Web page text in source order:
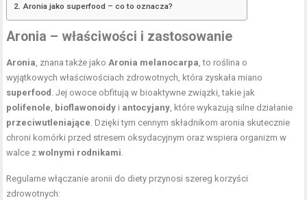
Aronia jako superfood – co to oznacza?
Aronia – właściwości i zastosowanie
Aronia, znana także jakoAronia melanocarpa, to roślina o
wyjątkowych właściwościach zdrowotnych, która zyskała miano
superfood . Jej owoce obfitują w bioaktywne związki, takie jak
polifenole, bioflawonoidy i antocyjany, które wykazują silne działanie
przeciwutleniające. Dzięki tym cennym składnikom aronia skutecznie
chroni komórki przed stresem oksydacyjnym oraz wspiera organizm w
walce zwolnymi rodnikami.
Regularne włączanie aronii do diety przynosi szereg korzyści
zdrowotnych: